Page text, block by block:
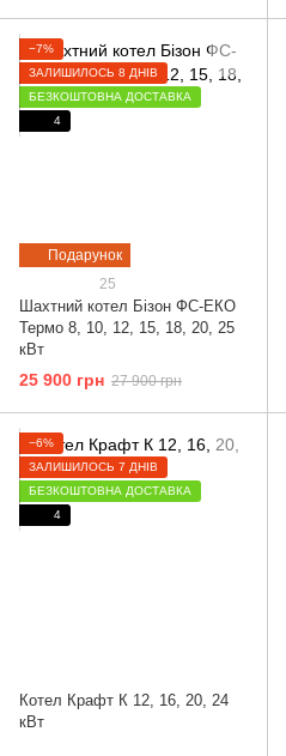
Подарунок
−7%
ЗАЛИШИЛОСЬ 8 ДНІВ
БЕЗКОШТОВНА ДОСТАВКА
4
25
Шахтний котел Бізон ФС-ЕКО
Термо 8, 10, 12, 15, 18, 20, 25
кВт
25 900 грн 27 900 грн
−6%
ЗАЛИШИЛОСЬ 7 ДНІВ
БЕЗКОШТОВНА ДОСТАВКА
4
Котел Крафт К 12, 16, 20, 24
кВт